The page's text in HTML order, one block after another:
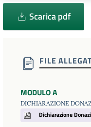
Scarica pdf
FILE
MODULO A
DICHIARAZIONE
Dichiarazione